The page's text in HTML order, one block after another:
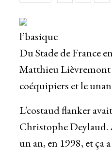
l’basique
Du Stade de France
Matthieu Lièvremont
coéquipiers et le
L’costaud flanker
Christophe Deylaud.
un an, en 1998, et ça